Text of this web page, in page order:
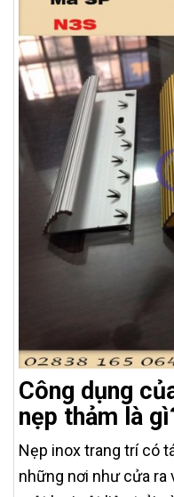
Công dụng
nẹp thảm là
Nẹp inox trang trí có
những nơi như cửa ra